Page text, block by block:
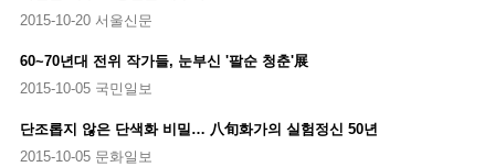
2015-10-20 서울신문
60~70년대 전위 작가들, 눈부신 '팔순 청춘'展
2015-10-05 국민일보
단조롭지 않은 단색화 비밀… 八旬화가의 실험정신 50년
2015-10-05 문화일보